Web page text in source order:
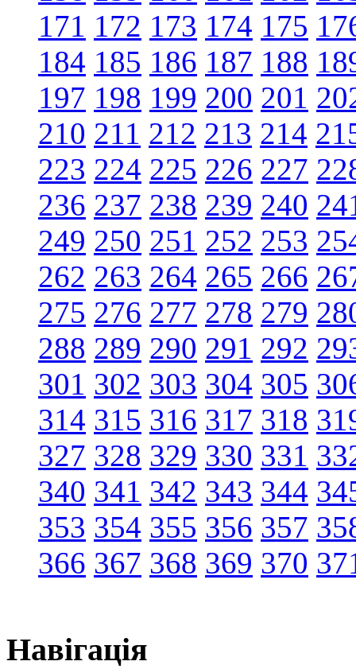
171 172 173 174 175
184 185 186 187 188
197 198 199 200 201
210 211 212 213 214
223 224 225 226 227
236 237 238 239 240
249 250 251 252 253
262 263 264 265 266
275 276 277 278 279
288 289 290 291 292
301 302 303 304 305
314 315 316 317 318
327 328 329 330 331
340 341 342 343 344
353 354 355 356 357
366 367 368 369 370
Навігація